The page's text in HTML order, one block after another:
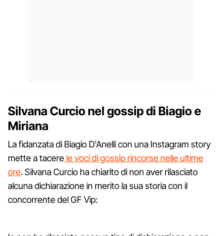
Silvana Curcio nel gossip di Biagio e
Miriana
La fidanzata di Biagio D'Anelli con una Instagram story
mette a tacere le voci di gossip rincorse nelle ultime
ore. Silvana Curcio ha chiarito di non aver rilasciato
alcuna dichiarazione in merito la sua storia con il
concorrente del GF Vip: